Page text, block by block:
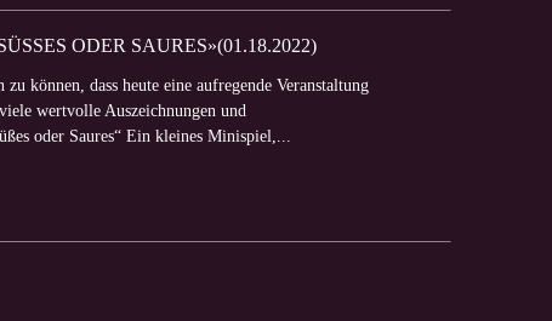
ODER SAURES»(01.18.2022)
können, dass heute eine aufregende Veranstaltung
wertvolle Auszeichnungen und
oder Saures“ Ein kleines Minispiel,...